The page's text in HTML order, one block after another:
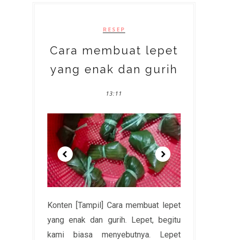
RESEP
Cara membuat lepet
yang enak dan gurih
13:11
Konten [Tampil] Cara membuat lepet
yang enak dan gurih. Lepet, begitu
kami biasa menyebutnya. Lepet